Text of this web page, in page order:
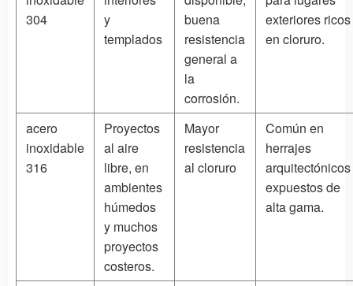
304
y
templados
buena
resistencia
general a
la
corrosión.
exteriores ricos
en cloruro.
acero
inoxidable
316
Proyectos
al aire
libre, en
ambientes
húmedos
y muchos
proyectos
costeros.
Mayor
resistencia
al cloruro
Común en
herrajes
arquitectónicos
expuestos de
alta gama.